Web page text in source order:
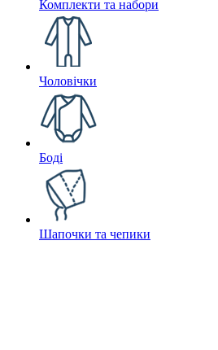
Комплекти та набори
Чоловічки
Боді
Шапочки та чепики